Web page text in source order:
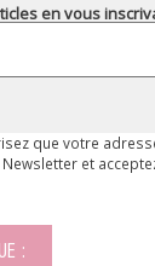
en vous
que votre
et
: